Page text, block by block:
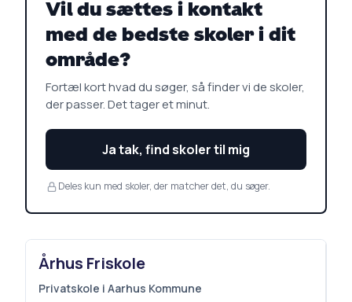
Vil du sættes i kontakt
med de bedste skoler i dit
område?
Fortæl kort hvad du søger, så finder vi de skoler,
der passer. Det tager et minut.
Ja tak, find skoler til mig
Deles kun med skoler, der matcher det, du søger.
Århus Friskole
Privatskole i Aarhus Kommune